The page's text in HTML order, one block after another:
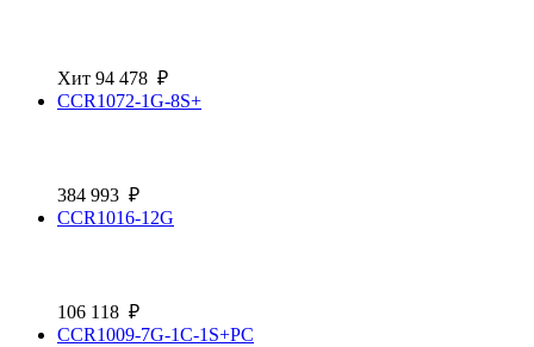
Хит 94 478 ₽
CCR1072-1G-8S+
384 993 ₽
CCR1016-12G
106 118 ₽
CCR1009-7G-1C-1S+PC